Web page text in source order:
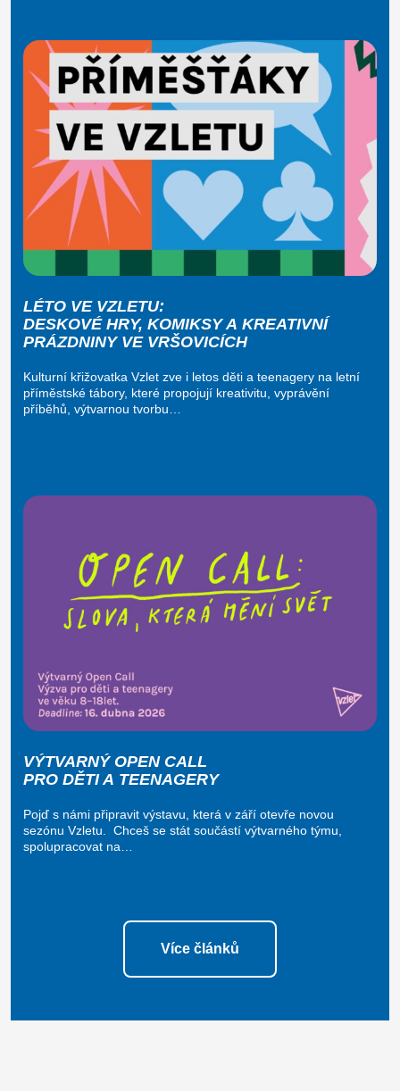
LÉTO VE VZLETU:
DESKOVÉ HRY, KOMIKSY A KREATIVNÍ
PRÁZDNINY VE VRŠOVICÍCH
Kulturní křižovatka Vzlet zve i letos děti a teenagery na letní
příměstské tábory, které propojují kreativitu, vyprávění
příběhů, výtvarnou tvorbu…
VÝTVARNÝ OPEN CALL
PRO DĚTI A TEENAGERY
Pojď s námi připravit výstavu, která v září otevře novou
sezónu Vzletu. Chceš se stát součástí výtvarného týmu,
spolupracovat na…
Více článků